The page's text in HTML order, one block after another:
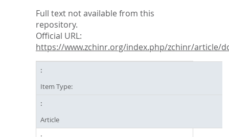
Full text not available from this
repository.
Official URL:
https://www.zchinr.org/index.php/zchinr/article/
Item Type:
Article